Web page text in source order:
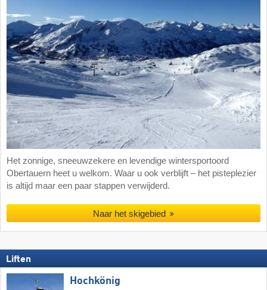
Het zonnige, sneeuwzekere en levendige wintersportoord
Obertauern heet u welkom. Waar u ook verblijft – het pisteplezier
is altijd maar een paar stappen verwijderd.
Naar het skigebied
Liften
Hochkönig